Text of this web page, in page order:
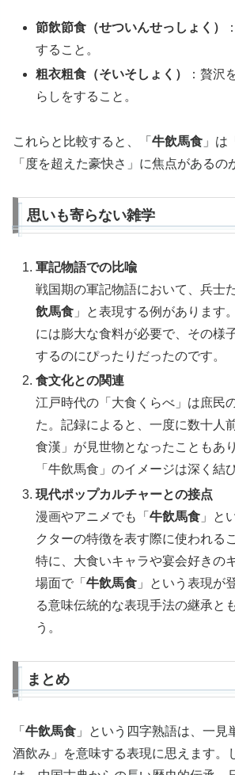
節飲節食（せついんせっしょく）
すること。
粗衣粗食（そいそしょく）
：贅沢
らしをすること。
これらと比較すると、「 牛飲馬食 」は
「度を超えた豪快さ」に焦点があるの
思いも寄らない雑学
軍記物語での比喩
戦国期の軍記物語において、兵士
飲馬食 」と表現する例があります
には膨大な食料が必要で、その様
するのにぴったりだったのです。
食文化との関連
江戸時代の「大食くらべ」は庶民
た。記録によると、一度に数十人
食漢」が見世物となったこともあ
「牛飲馬食」のイメージは深く結
現代ポップカルチャーとの接点
漫画やアニメでも「牛飲馬食 」と
クターの特徴を表す際に使われる
特に、大食いキャラや宴会好きの
場面で「牛飲馬食 」という表現が
る意味伝統的な表現手法の継承と
う。
まとめ
「 牛飲馬食 」という四字熟語は、一見
酒飲み」を意味する表現に思えます。